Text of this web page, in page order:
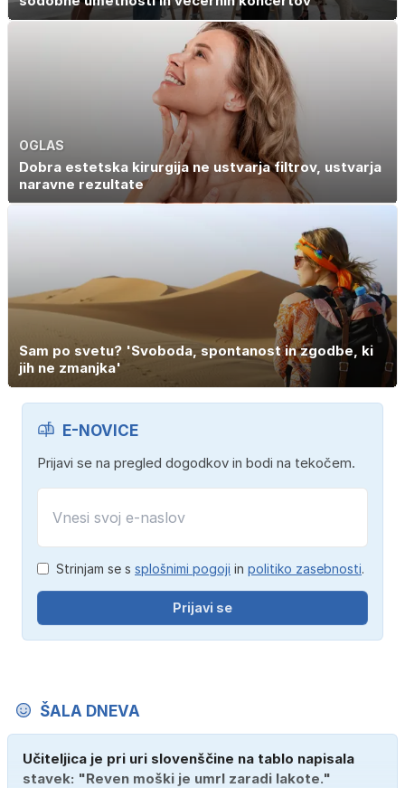
OGLAS
Dobra estetska kirurgija ne ustvarja filtrov, ustvarja
naravne rezultate
Sam po svetu? 'Svoboda, spontanost in zgodbe, ki
jih ne zmanjka'
E-NOVICE
Prijavi se na pregled dogodkov in bodi na tekočem.
Strinjam se s splošnimi pogoji in politiko zasebnosti.
Prijavi se
ŠALA DNEVA
Učiteljica je pri uri slovenščine na tablo napisala
stavek: "Reven moški je umrl zaradi lakote."